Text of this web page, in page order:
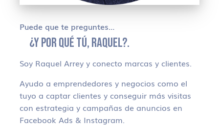
Puede que te preguntes…
¿Y POR QUÉ TÚ, RAQUEL?.
Soy Raquel Arrey y conecto marcas y clientes.
Ayudo a emprendedores y negocios como el
tuyo a captar clientes y conseguir más visitas
con estrategia y campañas de anuncios en
Facebook Ads & Instagram.